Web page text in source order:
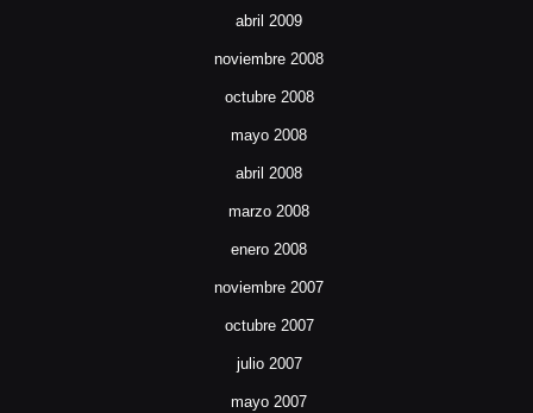
abril 2009
noviembre 2008
octubre 2008
mayo 2008
abril 2008
marzo 2008
enero 2008
noviembre 2007
octubre 2007
julio 2007
mayo 2007